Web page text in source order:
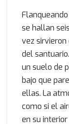
se hallan
vez
del
un suelo de
bajo que
ellas. La
como si el
en su